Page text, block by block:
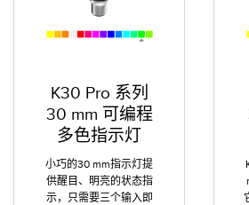
K30 Pro 系列
30 mm 可编程
多色指示灯
小巧的30 mm指示灯提
供醒目、明亮的状态指
示，只需要三个输入即